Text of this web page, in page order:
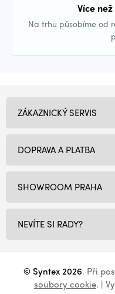
Více
Na trhu působíme od
SHOWROOM PRAHA
NEVÍTE SI RADY?
ZÁKAZNICKÝ SERVIS
DOPRAVA A PLATBA
© Syntex 2026. Při
soubory cookie. |